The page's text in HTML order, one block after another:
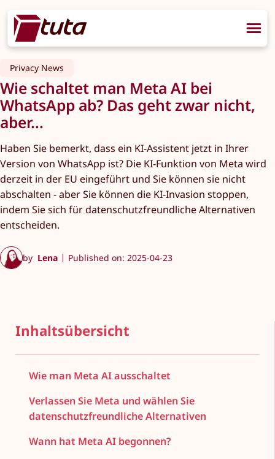
Privacy News
Wie schaltet man Meta AI bei
WhatsApp ab? Das geht zwar nicht,
aber...
Haben Sie bemerkt, dass ein KI-Assistent jetzt in Ihrer
Version von WhatsApp ist? Die KI-Funktion von Meta wird
derzeit in der EU eingeführt und Sie können sie nicht
abschalten - aber Sie können die KI-Invasion stoppen,
indem Sie sich für datenschutzfreundliche Alternativen
entscheiden.
by Lena Published on: 2025-04-23
Inhaltsübersicht
Wie man Meta AI ausschaltet
Verlassen Sie Meta und wählen Sie
datenschutzfreundliche Alternativen
Wann hat Meta AI begonnen?